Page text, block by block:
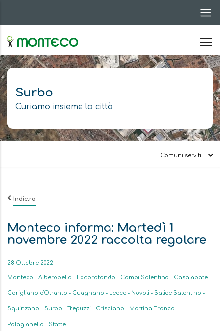
al
contenuto
principale
Surbo
Curiamo insieme la città
Comuni serviti
Indietro
Monteco informa: Martedì 1
novembre 2022 raccolta regolare
Data
28 Ottobre 2022
Monteco - Alberobello - Locorotondo - Campi Salentina - Casalabate -
Corigliano d'Otranto - Guagnano - Lecce - Novoli - Salice Salentino -
Squinzano - Surbo - Trepuzzi - Crispiano - Martina Franca -
Palagianello - Statte